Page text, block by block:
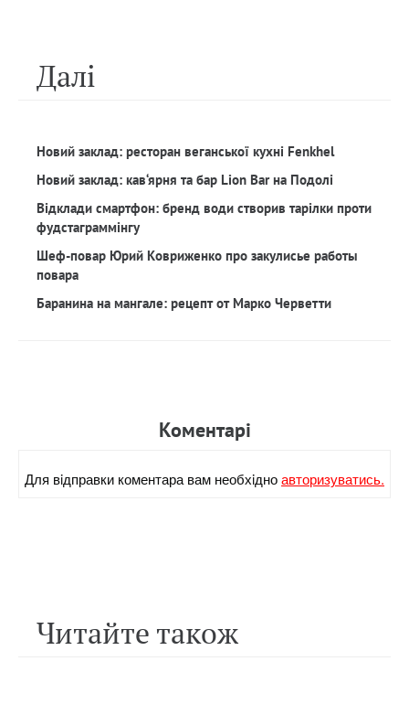
Далi
Новий заклад: ресторан веганської кухні Fenkhel
Новий заклад: кав‘ярня та бар Lion Bar на Подолі
Відклади смартфон: бренд води створив тарілки проти
фудстаграммінгу
Шеф-повар Юрий Ковриженко про закулисье работы
повара
Баранина на мангале: рецепт от Марко Черветти
Коментарi
Для вiдправки коментара вам необхiдноавторизуватись.
Читайте також